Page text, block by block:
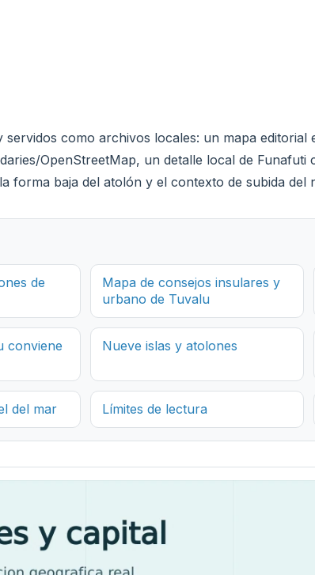
como archivos locales: un mapa editorial
OpenStreetMap, un detalle local de
forma baja del atolón y el contexto de subida del
de
Mapa de consejos insulares y
urbano de Tuvalu
conviene
Nueve islas y atolones
del mar Límites de lectura